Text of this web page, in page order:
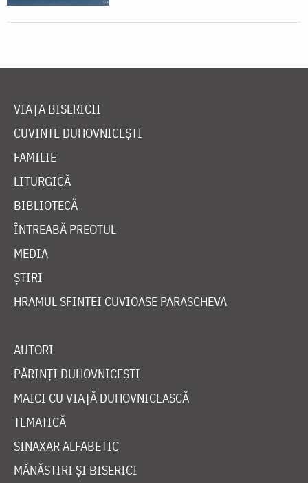
VIAȚA BISERICII
CUVINTE DUHOVNICEȘTI
FAMILIE
LITURGICĂ
BIBLIOTECĂ
ÎNTREABĂ PREOTUL
MEDIA
ȘTIRI
HRAMUL SFINTEI CUVIOASE PARASCHEVA
AUTORI
PĂRINȚI DUHOVNICEȘTI
MAICI CU VIAȚĂ DUHOVNICEASCĂ
TEMATICĂ
SINAXAR ALFABETIC
MĂNĂSTIRI ȘI BISERICI